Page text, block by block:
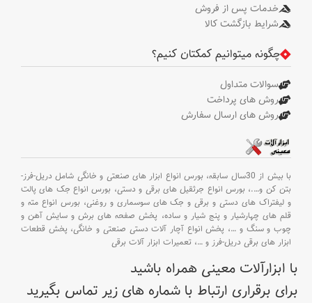
خدمات پس از فروش
شرایط بازگشت کالا
چگونه میتوانیم کمکتان کنیم؟
سوالات متداول
روش های پرداخت
روش های ارسال سفارش
با بیش از 30سال سابقه،
بورس انواع ابزار های صنعتی و خانگی شامل دریل-فرز-
بتن کن و….، بورس انواع جرثقیل های برقی و دستی، بورس انواع جک های پالت
و لیفتراک های دستی و برقی و جک های سوسماری و روغنی، بورس انواع مته و
قلم های چهارشیار و پنج شیار و ساده، پخش صفحه های برش و سایش آهن و
چوب و سنگ و …، پخش انواع آچار آلات دستی صنعتی و خانگی، پخش قطعات
ابزار های برقی دریل-فرز و …، تعمیرات ابزار آلات برقی
با ابزارآلات معینی همراه باشید
برای برقراری ارتباط با شماره های زیر تماس بگیرید